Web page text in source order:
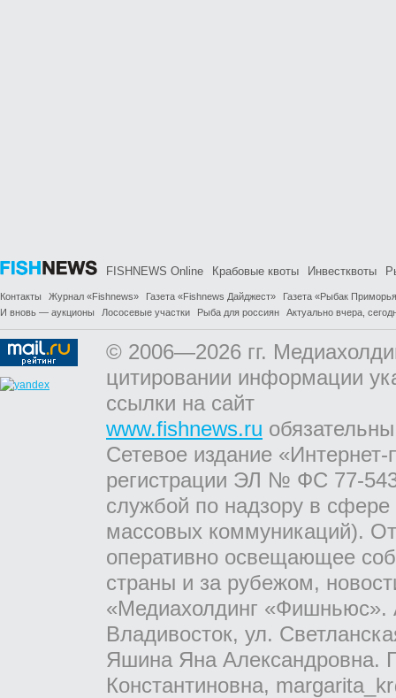
FISHNEWS Online Крабовые квоты Инвестквоты
Контакты Журнал «Fishnews» Газета «Fishnews Дайджест»
Газета «Рыбак
И вновь — аукционы
Лососевые участки Рыба для россиян Актуально вчера,
© 2006—2026 гг.
цитировании информации
ссылки на сайт
www.fishnews.ru
Сетевое издание
регистрации ЭЛ № ФС 77-
службой по надзору в
массовых коммуникаций).
оперативно освещающее
страны и за рубежом,
«Медиахолдинг «Фишньюс».
Владивосток, ул.
Яшина Яна Александровна.
Константиновна,